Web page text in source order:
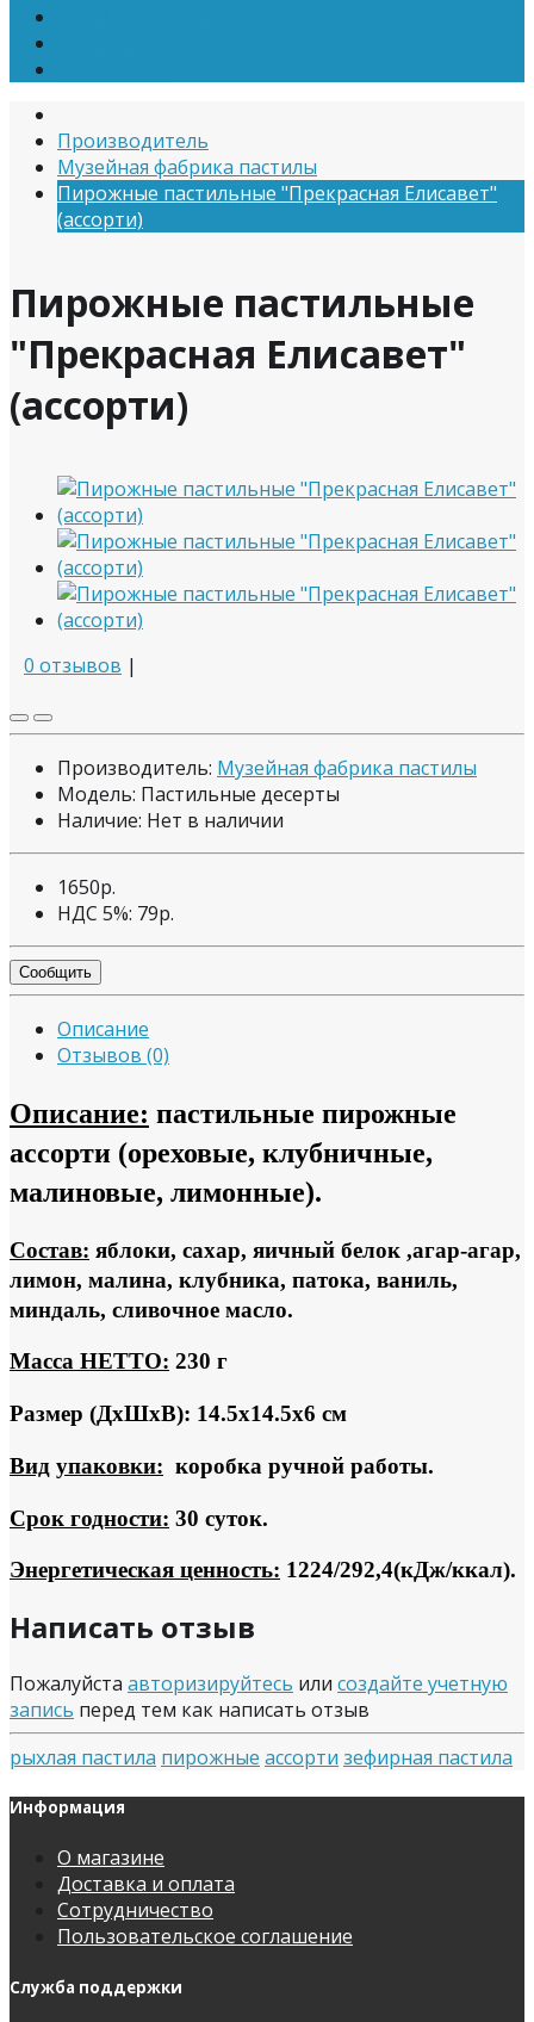
Производитель
Музейная фабрика пастилы
Пирожные пастильные "Прекрасная Елисавет"
(ассорти)
Пирожные пастильные
"Прекрасная Елисавет"
(ассорти)
0 отзывов |
Производитель: Музейная фабрика пастилы
Модель: Пастильные десерты
Наличие: Нет в наличии
1650р.
НДС 5%: 79р.
Сообщить
Описание
Отзывов (0)
Описание: пастильные пирожные
ассорти (ореховые, клубничные,
малиновые, лимонные).
Состав: яблоки, сахар, яичный белок ,агар-агар,
лимон, малина, клубника, патока, ваниль,
миндаль, сливочное масло.
Масса НЕТТО: 230 г
Размер (ДхШхВ): 14.5х14.5х6 см
Вид упаковки: коробка ручной работы.
Срок годности: 30 суток.
Энергетическая ценность: 1224/292,4(кДж/ккал).
Написать отзыв
Пожалуйста авторизируйтесь или создайте учетную
запись перед тем как написать отзыв
рыхлая пастила пирожные ассорти зефирная пастила
Информация
О магазине
Доставка и оплата
Сотрудничество
Пользовательское соглашение
Служба поддержки